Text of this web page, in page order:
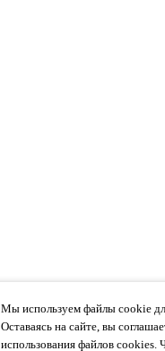
Мы используем файлы cookie
Оставаясь на сайте, вы
использования файлов cookies.